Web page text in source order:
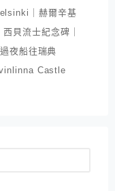
｜赫爾辛基
貝流士紀念碑｜
夜船往瑞典
Castle